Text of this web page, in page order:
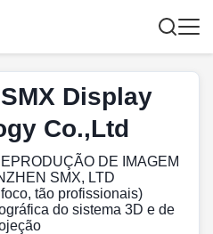
Display
Co.,Ltd
DE IMAGEM
SMX, LTD
tão profissionais)
do sistema 3D e de